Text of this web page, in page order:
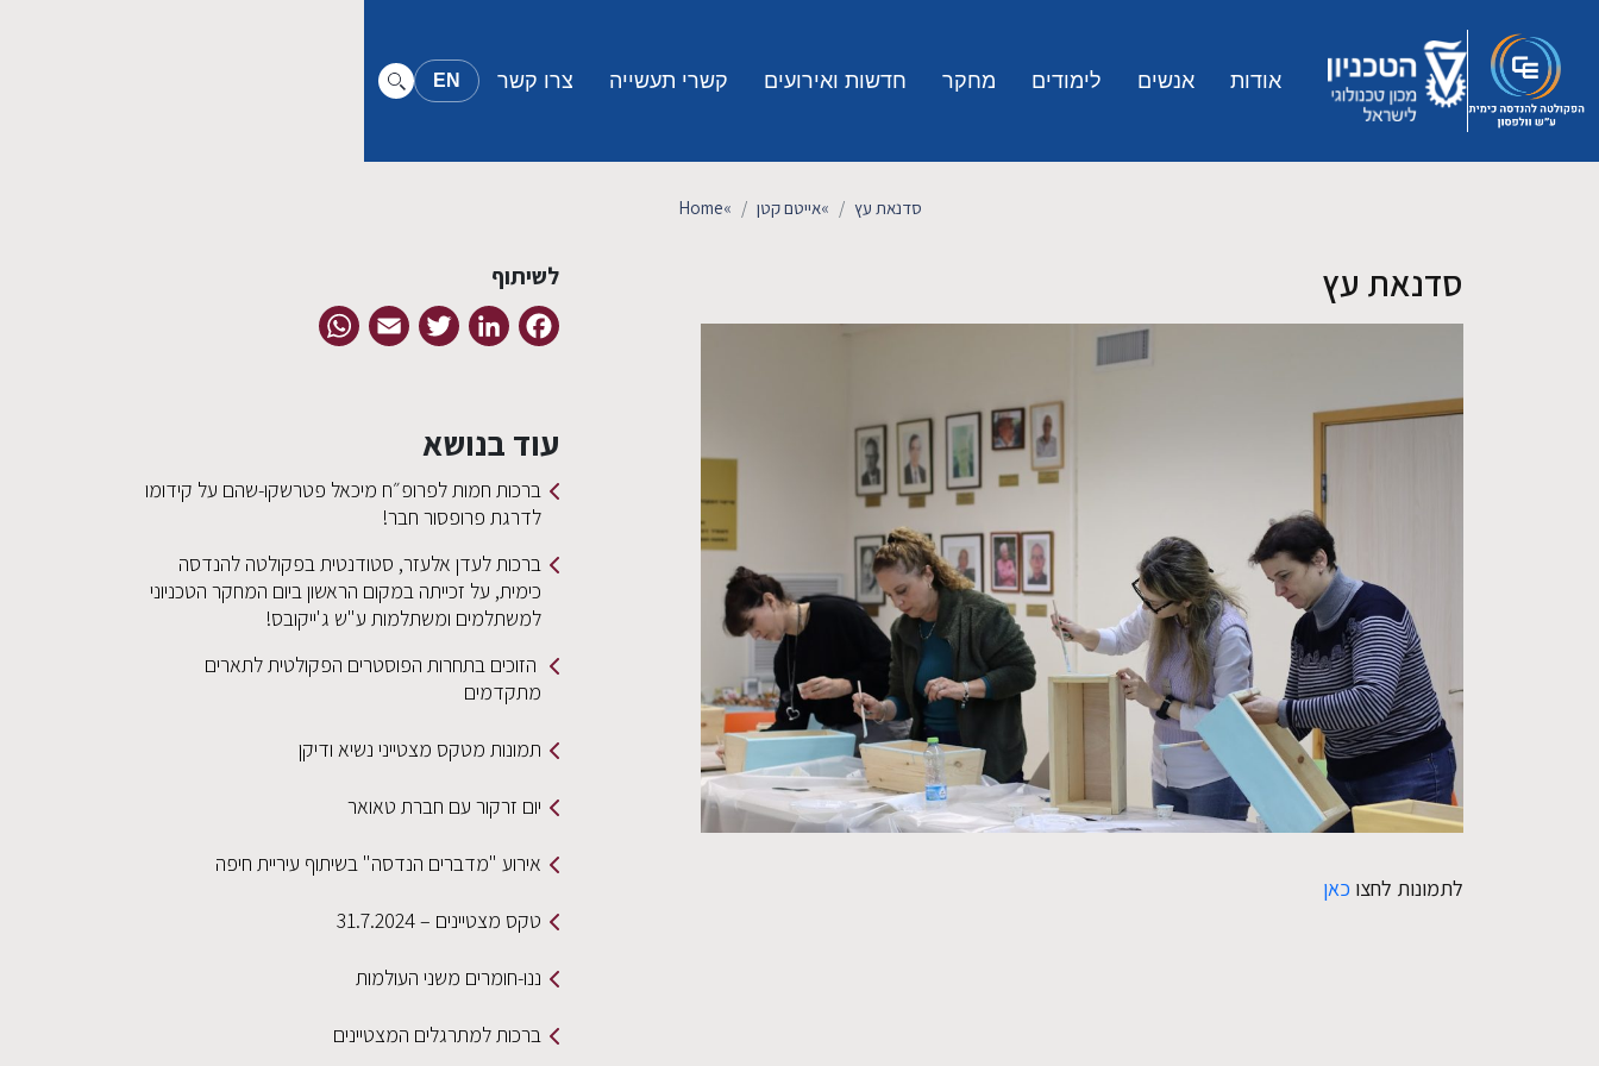
EN אודות אנשים לימודים מחקר חדשות ואירועים קשרי תעשייה צרו קשר
Home» אייטם קטן» סדנאת עץ
סדנאת עץ
לתמונות לחצו כאן
לשיתוף
Facebook
LinkedIn
Twitter
Email
עוד בנושא
ברכות חמות לפרופ״ח מיכאל פטרשקו-שהם על קידומו
לדרגת פרופסור חבר!
ברכות לעדן אלעזר, סטודנטית בפקולטה להנדסה
כימית, על זכייתה במקום הראשון ביום המחקר הטכניוני
למשתלמים ומשתלמות ע"ש ג'ייקובס!
הזוכים בתחרות הפוסטרים הפקולטית לתארים
מתקדמים
תמונות מטקס מצטייני נשיא ודיקן
יום זרקור עם חברת טאואר
אירוע "מדברים הנדסה" בשיתוף עיריית חיפה
טקס מצטיינים – 31.7.2024
ננו-חומרים משני העולמות
ברכות למתרגלים המצטיינים